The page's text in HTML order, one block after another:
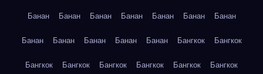
Банан Банан Банан Банан Банан Банан Банан
Банан Банан Банан Банан Банан Бангкок Бангкок
Бангкок Бангкок Бангкок Бангкок Бангкок Бангкок